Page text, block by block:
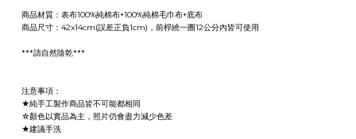
商品材質：表布100%純棉布+100%純棉毛巾布+底布
商品尺寸：42x14cm(誤差正負1cm)，前桿繞一圈12公分內皆可使用
***請自然陰乾***
注意事項：
★純手工製作商品皆不可能都相同
☆顏色以實品為主，照片仍會盡力減少色差
★建議手洗